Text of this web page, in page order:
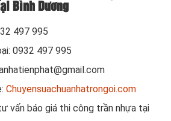
Bình Dương
497 995
0932 497 995
Chuyensuachuanhatrongoi.com
vấn báo giá thi công trần nhựa tại